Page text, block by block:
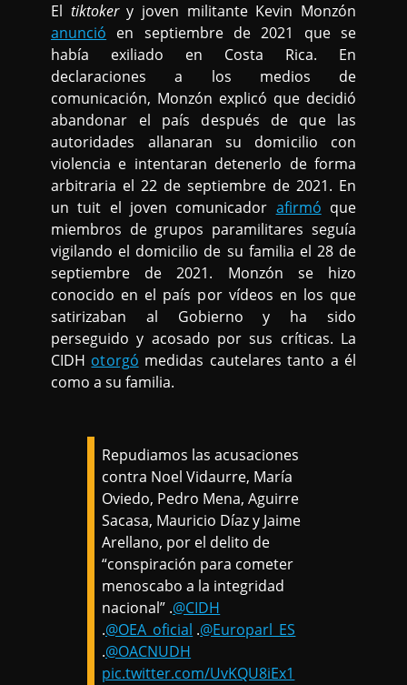
El tiktokery joven militante Kevin Monzón
anunció en septiembre de 2021 que se
había exiliado en Costa Rica. En
declaraciones a los medios de
comunicación, Monzón explicó que decidió
abandonar el país después de que las
autoridades allanaran su domicilio con
violencia e intentaran detenerlo de forma
arbitraria el 22 de septiembre de 2021. En
un tuit el joven comunicador afirmó que
miembros de grupos paramilitares seguía
vigilando el domicilio de su familia el 28 de
septiembre de 2021. Monzón se hizo
conocido en el país por vídeos en los que
satirizaban al Gobierno y ha sido
perseguido y acosado por sus críticas. La
CIDH otorgó medidas cautelares tanto a él
como a su familia.
Repudiamos las acusaciones
contra Noel Vidaurre, María
Oviedo, Pedro Mena, Aguirre
Sacasa, Mauricio Díaz y Jaime
Arellano, por el delito de
“conspiración para cometer
menoscabo a la integridad
nacional” .@CIDH
.@OEA_oficial .@Europarl_ES
.@OACNUDH
pic.twitter.com/UvKQU8iEx1